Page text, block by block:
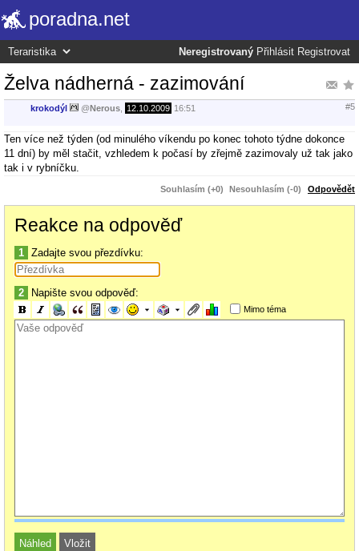
poradna.net
Neregistrovaný Přihlásit Registrovat
Želva nádherná - zazimování
krokodýl @Nerous 12.10.2009 16:51 #5
Ten více než týden (od minulého víkendu po konec tohoto týdne dokonce
11 dní) by měl stačit, vzhledem k počasí by zřejmě zazimovaly už tak jako
tak i v rybníčku.
Souhlasím (+0) Nesouhlasím (-0) Odpovědět
Reakce na odpověď
1 Zadajte svou přezdívku:
2 Napište svou odpověď:
Mimo téma